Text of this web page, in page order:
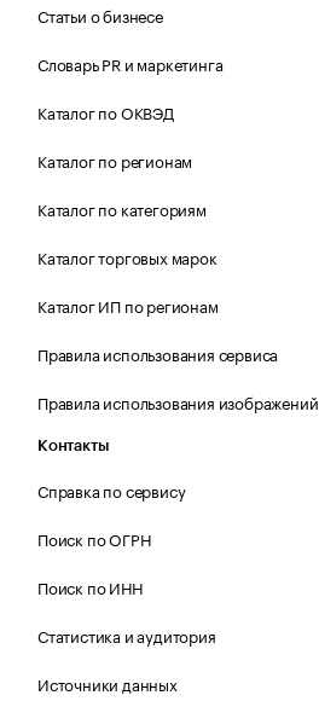
Статьи о бизнесе
Словарь PR и маркетинга
Каталог по ОКВЭД
Каталог по регионам
Каталог по категориям
Каталог торговых марок
Каталог ИП по регионам
Правила использования сервиса
Правила использования изображений
Контакты
Справка по сервису
Поиск по ОГРН
Поиск по ИНН
Статистика и аудитория
Источники данных